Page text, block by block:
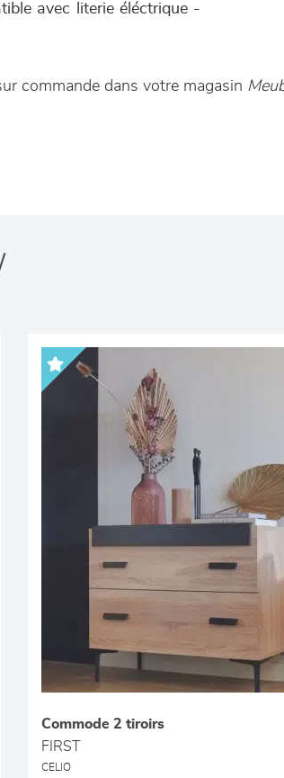
avec literie éléctrique -
commande dans votre magasin
Commode 2 tiroirs
FIRST
CELIO